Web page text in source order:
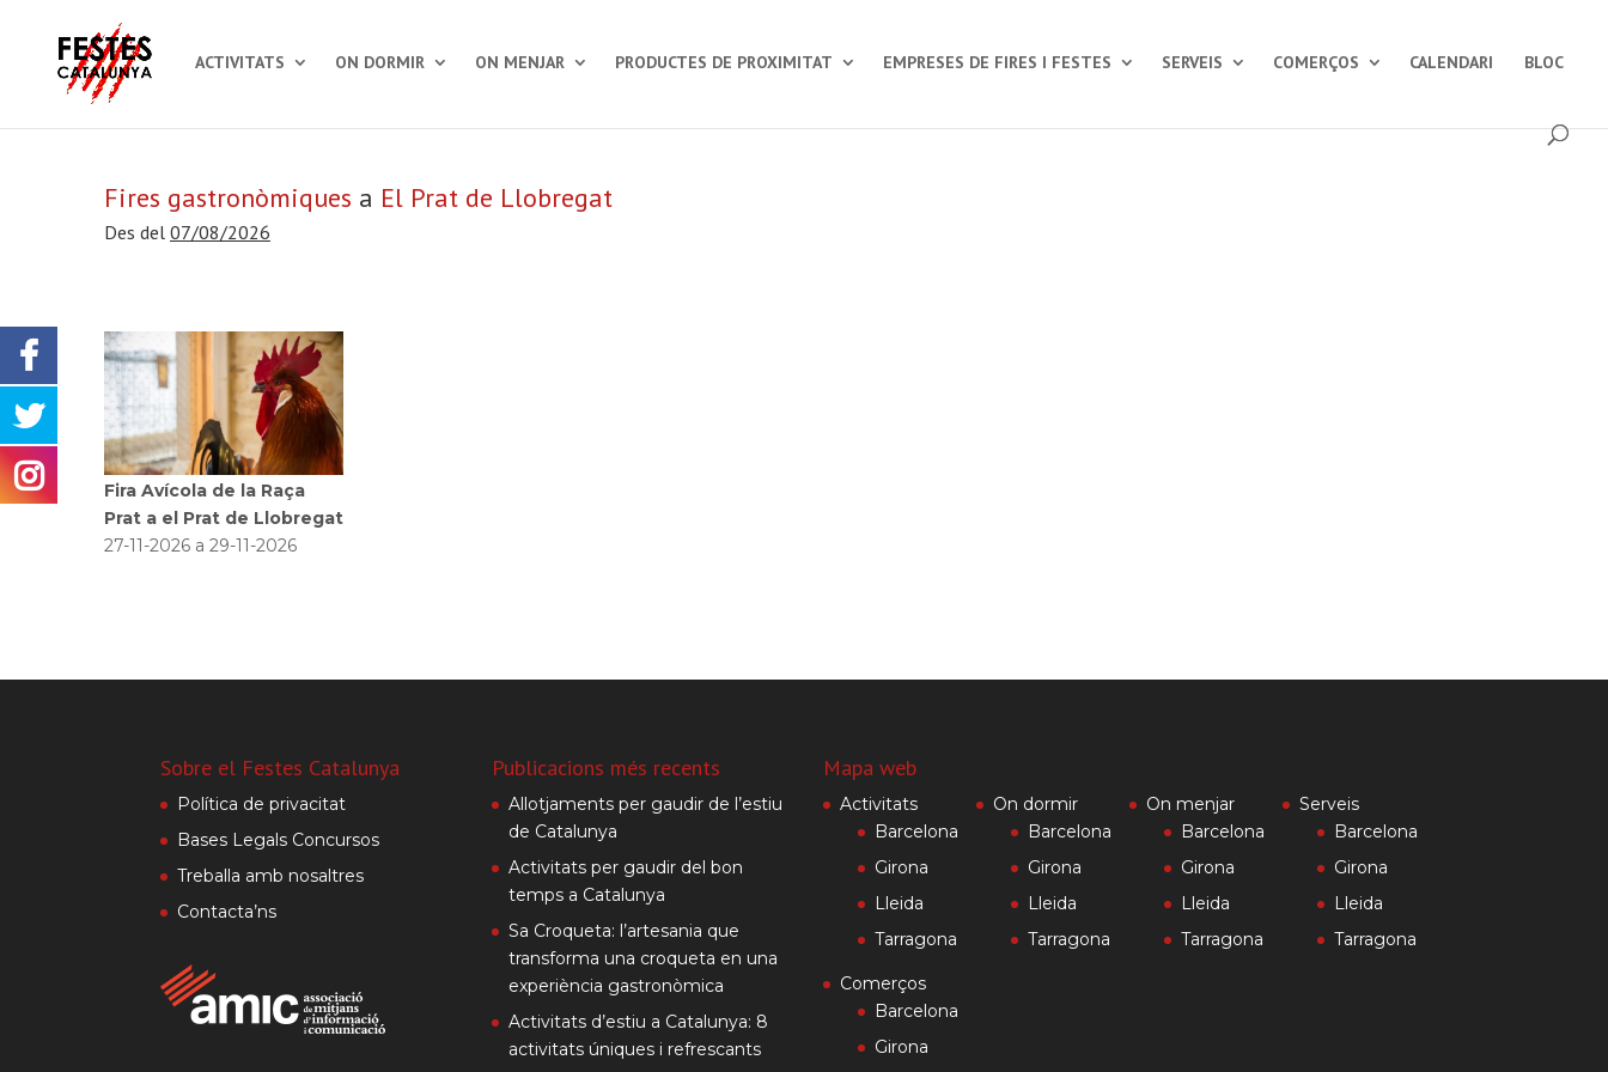
ACTIVITATS ON DORMIR ON MENJAR PRODUCTES DE PROXIMITAT EMPRESES DE FIRES I FESTES SERVEIS COMERÇOS CALENDARI BLOC
Fires gastronòmiques a El Prat de Llobregat
Des del 07/08/2026
Fira Avícola de la Raça
Prat a el Prat de Llobregat
27-11-2026 a 29-11-2026
Sobre el Festes Catalunya
Política de privacitat
Bases Legals Concursos
Treballa amb nosaltres
Contacta’ns
Publicacions més recents
Allotjaments per gaudir de l’estiu
de Catalunya
Activitats per gaudir del bon
temps a Catalunya
Sa Croqueta: l’artesania que
transforma una croqueta en una
experiència gastronòmica
Activitats d’estiu a Catalunya: 8
activitats úniques i refrescants
Mapa web
Activitats
Barcelona
Girona
Lleida
Tarragona
On dormir
Barcelona
Girona
Lleida
Tarragona
On menjar
Barcelona
Girona
Lleida
Tarragona
Serveis
Barcelona
Girona
Lleida
Tarragona
Comerços
Barcelona
Girona